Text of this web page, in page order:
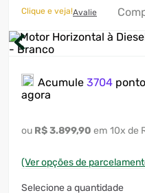
Clique e veja!Avalie
Acumule 3704
agora
R$3.899,90 10x
(Ver opções de
4º
forno
5º
soprador
6º
cervejeira
7 º
ventilador
8
9º
lavadora